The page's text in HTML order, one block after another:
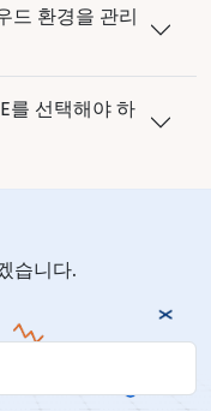
환경을 관리
선택해야 하
습니다.